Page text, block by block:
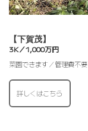
【下賀茂】
3K／1,000万円
菜園できます／管理費不要
詳しくはこちら